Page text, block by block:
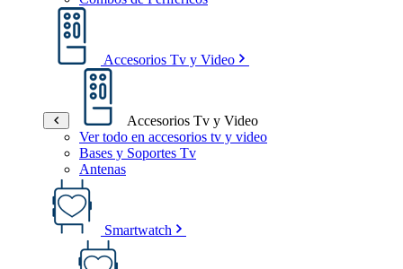
Accesorios Tv y Video
Accesorios Tv y Video
Ver todo en accesorios tv y video
Bases y Soportes Tv
Antenas
Smartwatch